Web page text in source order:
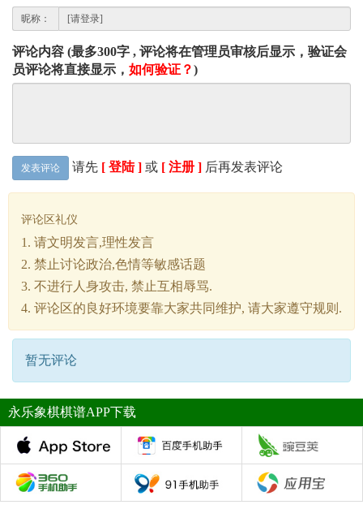
昵称：
评论内容 (最多300字 , 评论将在管理员审核后显示，验证会
员评论将直接显示， 如何验证？)
发表评论 请先 [ 登陆 ] 或 [ 注册 ] 后再发表评论
评论区礼仪
1. 请文明发言,理性发言
2. 禁止讨论政治,色情等敏感话题
3. 不进行人身攻击, 禁止互相辱骂.
4. 评论区的良好环境要靠大家共同维护, 请大家遵守规则.
暂无评论
永乐象棋棋谱APP下载